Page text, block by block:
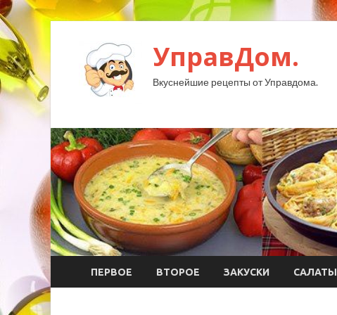
УправДом.
Вкуснейшие рецепты от Управдома.
ПЕРВОЕ ВТОРОЕ ЗАКУСКИ САЛАТЫ